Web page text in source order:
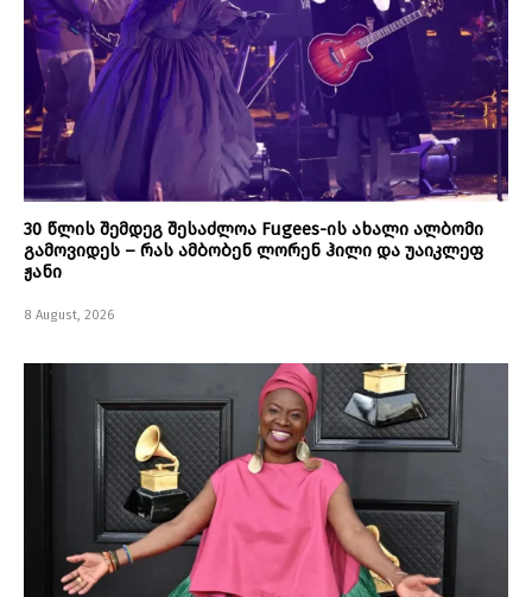
30 წლის შემდეგ შესაძლოა Fugees-ის ახალი ალბომი
გამოვიდეს – რას ამბობენ ლორენ ჰილი და უაიკლეფ
ჟანი
8 August, 2026